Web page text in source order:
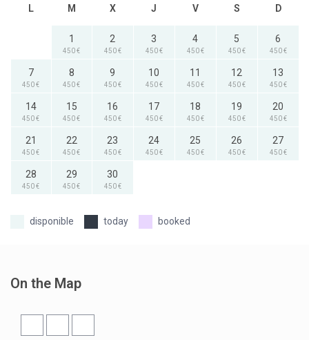
L M X J V S D
1
450 €
2
450 €
3
450 €
4
450 €
5
450 €
6
450 €
7
450 €
8
450 €
9
450 €
10
450 €
11
450 €
12
450 €
13
450 €
14
450 €
15
450 €
16
450 €
17
450 €
18
450 €
19
450 €
20
450 €
21
450 €
22
450 €
23
450 €
24
450 €
25
450 €
26
450 €
27
450 €
28
450 €
29
450 €
30
450 €
today booked
On the Map